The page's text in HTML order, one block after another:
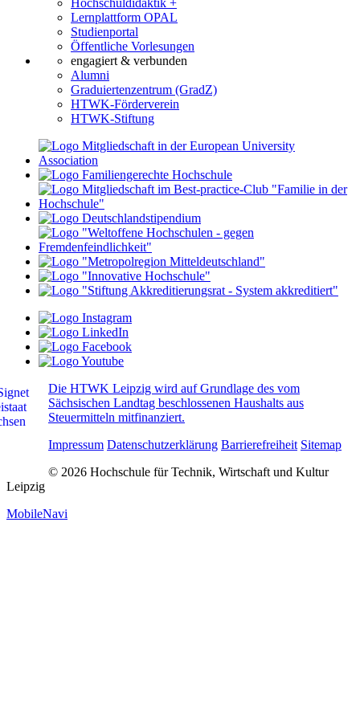
Lernplattform OPAL
Studienportal
Öffentliche Vorlesungen
engagiert & verbunden
Alumni
Graduiertenzentrum (GradZ)
HTWK-Förderverein
HTWK-Stiftung
Die HTWK Leipzig wird auf Grundlage des vom
Sächsischen Landtag beschlossenen Haushalts aus
Steuermitteln mitfinanziert.
Impressum Datenschutzerklärung Barrierefreiheit Sitemap
© 2026 Hochschule für Technik, Wirtschaft und Kultur
Leipzig
MobileNavi